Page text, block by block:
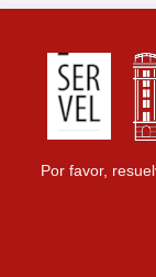
Por favor,